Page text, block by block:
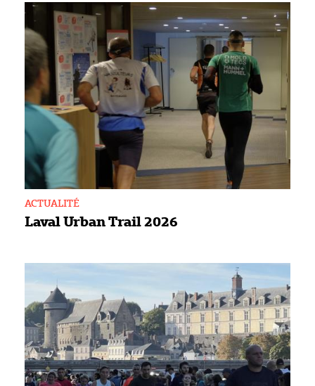
Laval Urban Trail 2026
ACTUALITÉ